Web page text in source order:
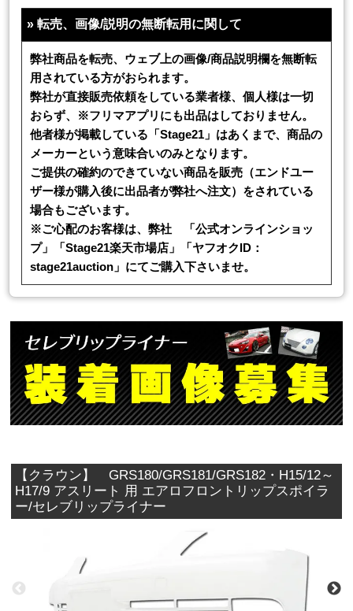
»転売、画像/説明の無断転用に関して
弊社商品を転売、ウェブ上の画像/商品説明欄を無断転
用されている方がおられます。
弊社が直接販売依頼をしている業者様、個人様は一切
おらず、※フリマアプリにも出品はしておりません。
他者様が掲載している「Stage21」はあくまで、商品の
メーカーという意味合いのみとなります。
ご提供の確約のできていない商品を販売（エンドユー
ザー様が購入後に出品者が弊社へ注文）をされている
場合もございます。
※ご心配のお客様は、弊社 「公式オンラインショッ
プ」「Stage21楽天市場店」「ヤフオクID：
stage21auction」にてご購入下さいませ。
【クラウン】 GRS180/GRS181/GRS182・H15/12～
H17/9 アスリート 用 エアロフロントリップスポイラ
ー/セレブリップライナー